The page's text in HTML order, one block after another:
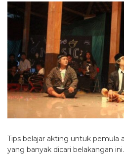
Tips belajar akting untuk pemula
yang banyak dicari belakangan